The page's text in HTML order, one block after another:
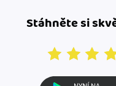
Stáhněte si